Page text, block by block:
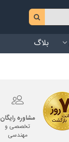
بلاگ
مشاوره رایگان
تخصصی و
مهندسی